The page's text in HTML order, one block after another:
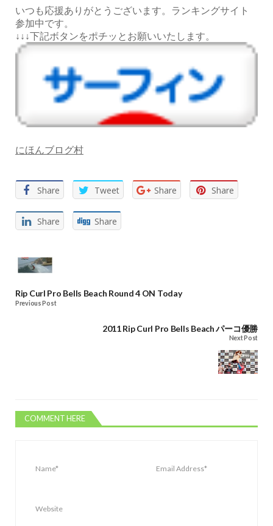
いつも応援ありがとうございます。ランキングサイト
参加中です。
↓↓↓下記ボタンをポチッとお願いいたします。
にほんブログ村
Share Tweet Share Share
Share Share
Rip Curl Pro Bells Beach Round 4 ON Today
Previous Post
2011 Rip Curl Pro Bells Beach パーコ優勝
Next Post
COMMENT HERE